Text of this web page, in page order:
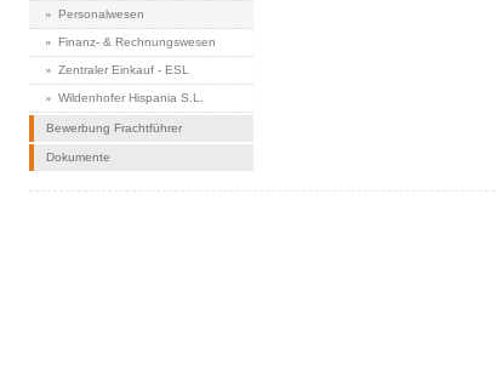
Personalwesen
Finanz- & Rechnungswesen
Zentraler Einkauf - ESL
Wildenhofer Hispania S.L.
Bewerbung Frachtführer
Dokumente